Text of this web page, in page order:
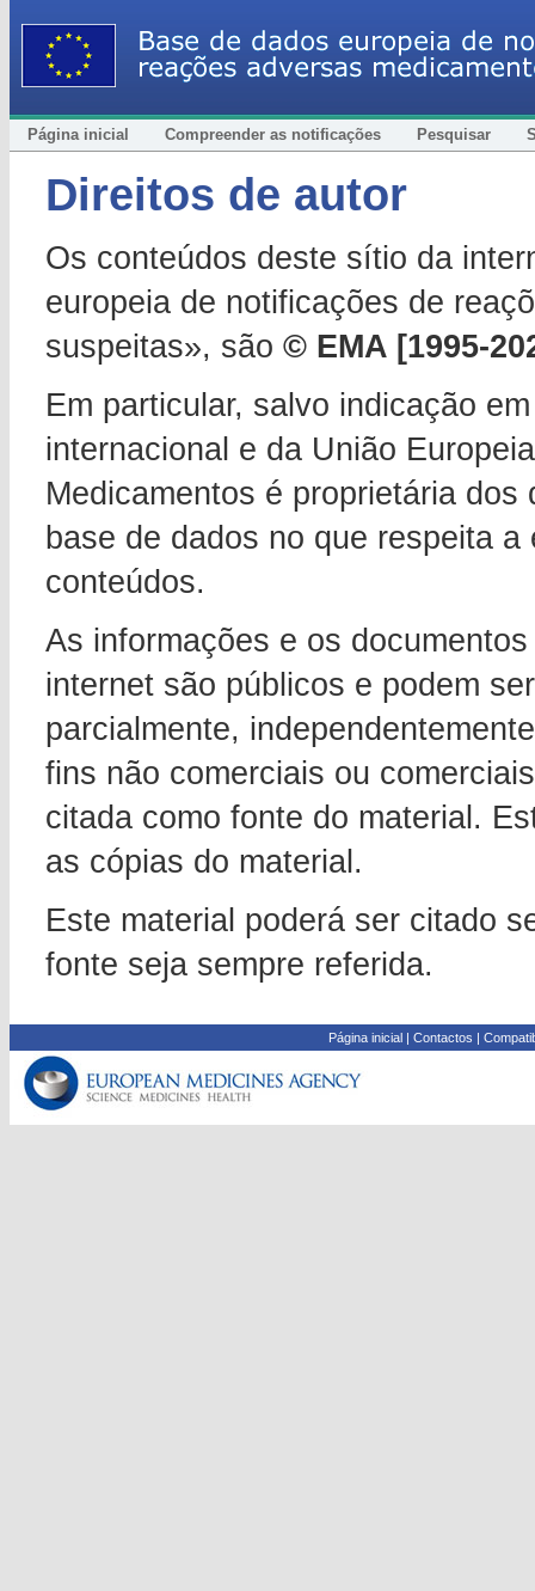
Página inicial Compreender as notificações Pesquisar
Direitos de autor
Os conteúdos deste sítio da
europeia de notificações de
suspeitas», são © EMA [1995-
Em particular, salvo indicação
internacional e da União
Medicamentos é proprietária
base de dados no que respeita
conteúdos.
As informações e os
internet são públicos e podem
parcialmente,
fins não comerciais ou
citada como fonte do material.
as cópias do material.
Este material poderá ser citado
fonte seja sempre referida.
Página inicial | Contactos |